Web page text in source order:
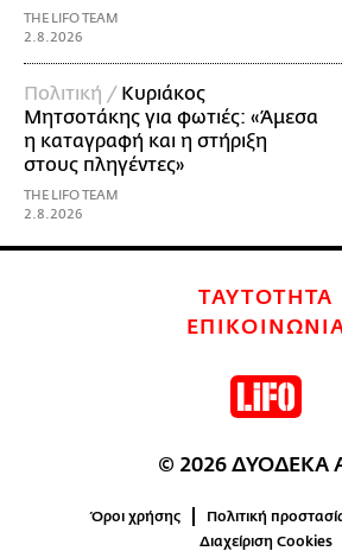
THE LIFO TEAM
2.8.2026
Πολιτική / Κυριάκος
Μητσοτάκης για φωτιές: «Άμεσα
η καταγραφή και η στήριξη
στους πληγέντες»
THE LIFO TEAM
2.8.2026
ΤΑΥΤΟΤΗΤΑ
© 2026 ΔΥΟΔΕΚΑ
Όροι χρήσης
Πολιτική
Διαχείριση Cookies